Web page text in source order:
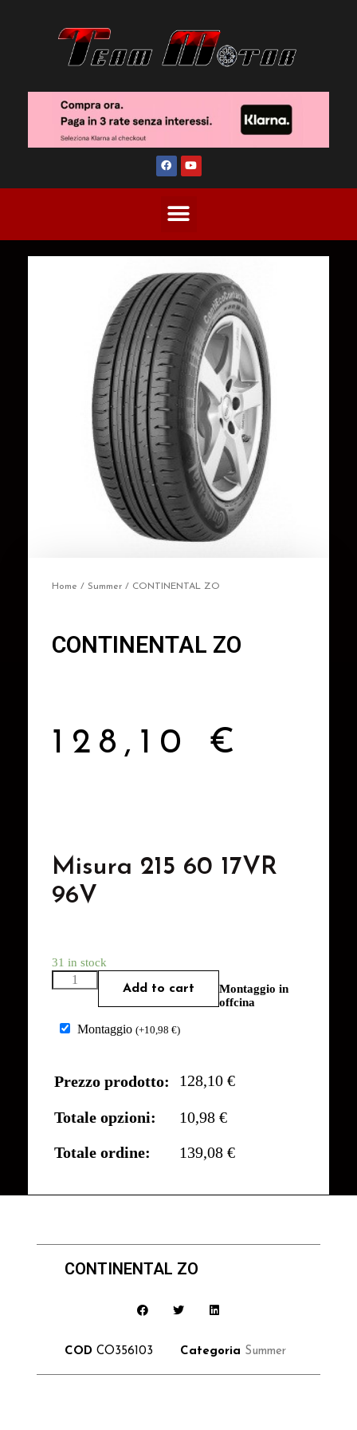
Home / Summer / CONTINENTAL ZO
CONTINENTAL ZO
128,10 €
Misura 215 60 17VR
96V
31 in stock
Add to cart
Montaggio in
offcina
Montaggio (+10,98 €)
Prezzo prodotto: 128,10 €
Totale opzioni:
10,98 €
Totale ordine:
139,08 €
CONTINENTAL ZO
COD CO356103 Categoria Summer